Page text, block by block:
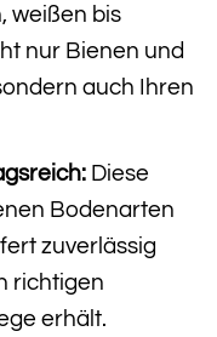
weißen bis
nur Bienen und
auch Ihren
Diese
Bodenarten
zuverlässig
richtigen
erhält.